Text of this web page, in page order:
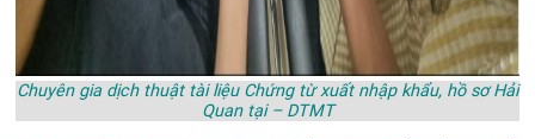
Chuyên gia dịch thuật tài liệu Chứng từ xuất nhập khẩu, hồ sơ Hải
Quan tại – DTMT